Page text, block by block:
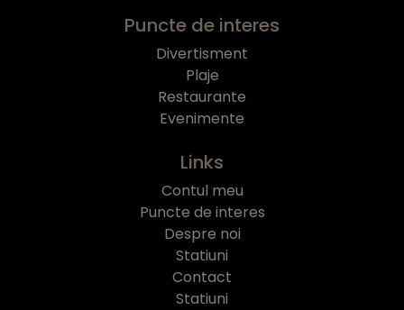
Puncte de interes
Divertisment
Plaje
Restaurante
Evenimente
Links
Contul meu
Puncte de interes
Despre noi
Statiuni
Contact
Statiuni